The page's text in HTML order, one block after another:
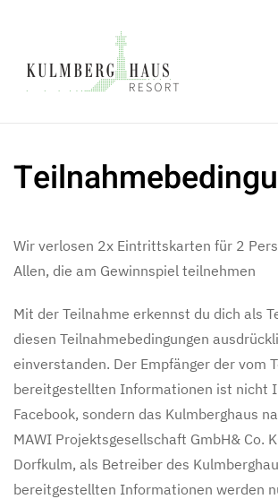
Skip to main content
Wir verlosen 2x Eintrittskarten für 2
Allen, die am Gewinnspiel teilnehmen
Mit der Teilnahme erkennst du dich als
diesen Teilnahmebedingungen
einverstanden. Der Empfänger der vom
bereitgestellten Informationen ist nicht
Facebook, sondern das Kulmberghaus
MAWI Projektsgesellschaft GmbH& Co.
Dorfkulm, als Betreiber des
bereitgestellten Informationen werden